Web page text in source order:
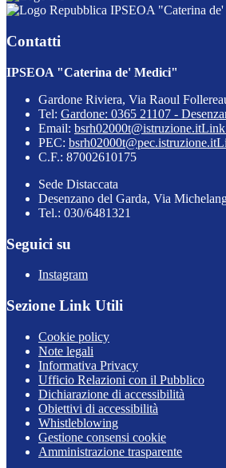
IPSEOA "Caterina
Contatti
IPSEOA "Caterina de' Medici"
Gardone Riviera, Via Raoul
Tel: Gardone: 0365 21107 -
Email: bsrh02000t@istruzione.itLink
PEC: bsrh02000t@pec.istruzione.it
C.F.: 87002610175
Sede Distaccata
Desenzano del Garda, Via
Tel.: 030/6481321
Seguici su
Instagram
Sezione Link Utili
Cookie policy
Note legali
Informativa Privacy
Ufficio Relazioni con il Pubblico
Dichiarazione di accessibilità
Obiettivi di accessibilità
Whistleblowing
Gestione consensi cookie
Amministrazione trasparente